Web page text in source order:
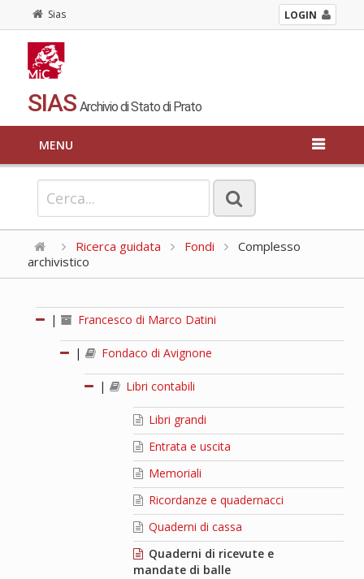
Sias LOGIN
SIAS Archivio di Stato di Prato
MENU
Ricerca guidata Fondi
Complesso
archivistico
| Francesco di Marco Datini
| Fondaco di Avignone
| Libri contabili
Libri grandi
Entrata e uscita
Memoriali
Ricordanze e quadernacci
Quaderni di cassa
Quaderni di ricevute e
mandate di balle